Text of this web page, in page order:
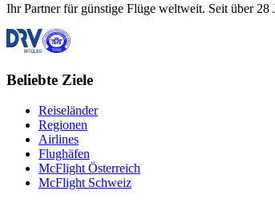
Ihr Partner für günstige Flüge weltweit. Seit über
Beliebte Ziele
Reiseländer
Regionen
Airlines
Flughäfen
McFlight Österreich
McFlight Schweiz